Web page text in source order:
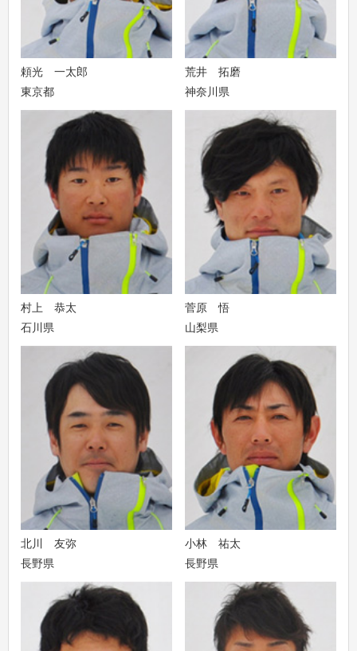
頼光 一太郎
東京都
荒井 拓磨
神奈川県
村上 恭太
石川県
菅原 悟
山梨県
北川 友弥
長野県
小林 祐太
長野県